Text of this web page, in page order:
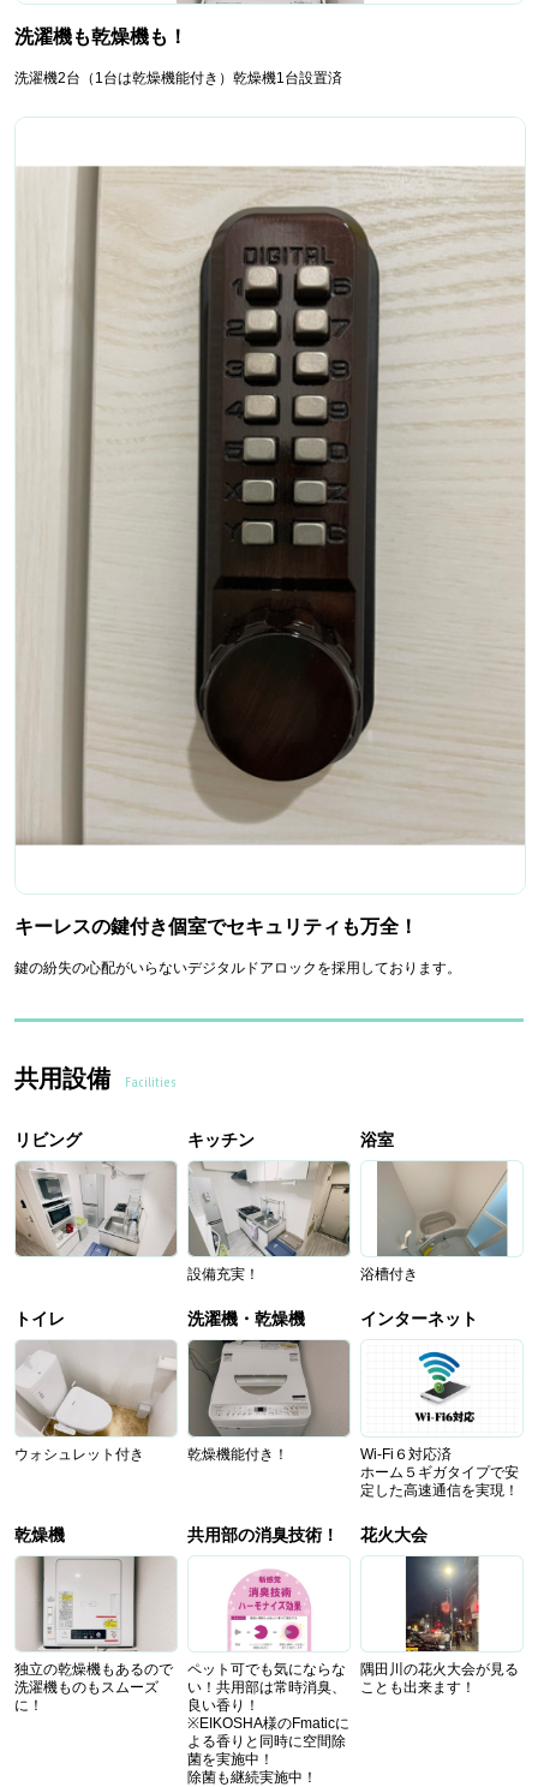
洗濯機も乾燥機も！
洗濯機2台（1台は乾燥機能付き）乾燥機1台設置済
キーレスの鍵付き個室でセキュリティも万全！
鍵の紛失の心配がいらないデジタルドアロックを採用しております。
共用設備 Facilities
リビング キッチン
設備充実！
浴室
浴槽付き
トイレ
ウォシュレット付き
洗濯機・乾燥機
乾燥機能付き！
インターネット
Wi-Fi６対応済
ホーム５ギガタイプで安
定した高速通信を実現！
乾燥機
独立の乾燥機もあるので
洗濯機ものもスムーズ
に！
共用部の消臭技術！
ペット可でも気にならな
い！共用部は常時消臭、
良い香り！
※EIKOSHA様のFmaticに
よる香りと同時に空間除
菌を実施中！
除菌も継続実施中！
花火大会
隅田川の花火大会が見る
ことも出来ます！